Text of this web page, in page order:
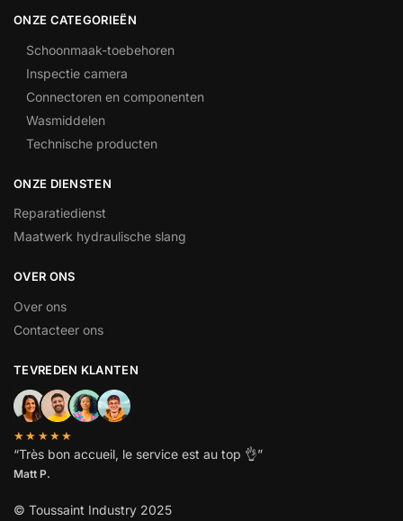
ONZE CATEGORIEËN
Schoonmaak-toebehoren
Inspectie camera
Connectoren en componenten
Wasmiddelen
Technische producten
ONZE DIENSTEN
Reparatiedienst
Maatwerk hydraulische slang
OVER ONS
Over ons
Contacteer ons
TEVREDEN KLANTEN
★★★★★
“Très bon accueil, le service est au top 👌”
Matt P.
© Toussaint Industry 2025